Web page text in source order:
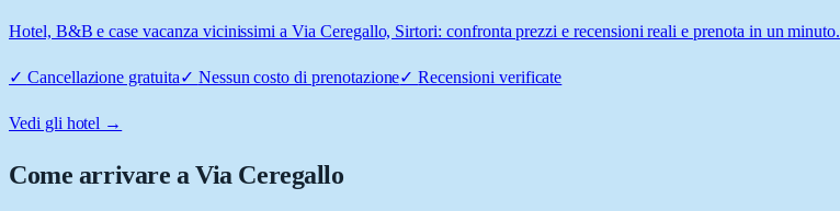
Hotel, B&B e case vacanza vicinissimi a Via Ceregallo, Sirtori: confronta prezzi e recensioni reali e prenota in un minuto.
✓ Cancellazione gratuita✓ Nessun costo di prenotazione✓Recensioni verificate
Vedi gli hotel →
Come arrivare aVia Ceregallo